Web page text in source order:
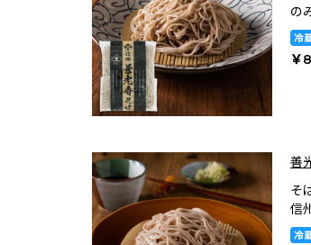
の
￥
善
そ
信